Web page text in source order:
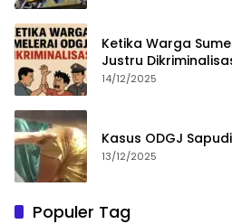
Ketika Warga
Justru
14/12/2025
Kasus ODGJ
13/12/2025
Populer Tag